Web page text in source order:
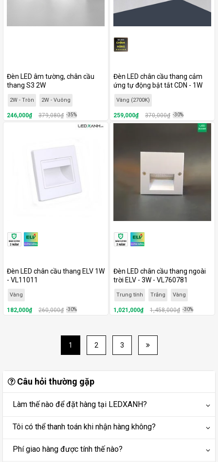
Đèn LED âm tường, chân cầu
thang S3 2W
2W - Tròn 2W - Vuông
246,000₫ 379,080₫ -35%
Đèn LED chân cầu thang cảm
ứng tự động bật tắt CDN - 1W
Vàng (2700K)
259,000₫ 370,000₫ -30%
Đèn LED chân cầu thang ELV 1W
- VL11011
Vàng
182,000₫ 260,000₫ -30%
Đèn LED chân cầu thang ngoài
trời ELV - 3W - VL760781
Trung tính Trắng Vàng
1,021,000₫ 1,458,000₫ -30%
1 2 3
Câu hỏi thường gặp
Làm thế nào để đặt hàng tại LEDXANH?
Tôi có thể thanh toán khi nhận hàng không?
Phí giao hàng được tính thế nào?